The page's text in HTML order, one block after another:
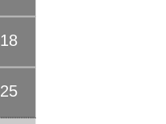
18
25